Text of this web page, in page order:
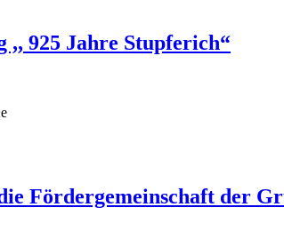
,, 925 Jahre Stupferich“
Fördergemeinschaft der